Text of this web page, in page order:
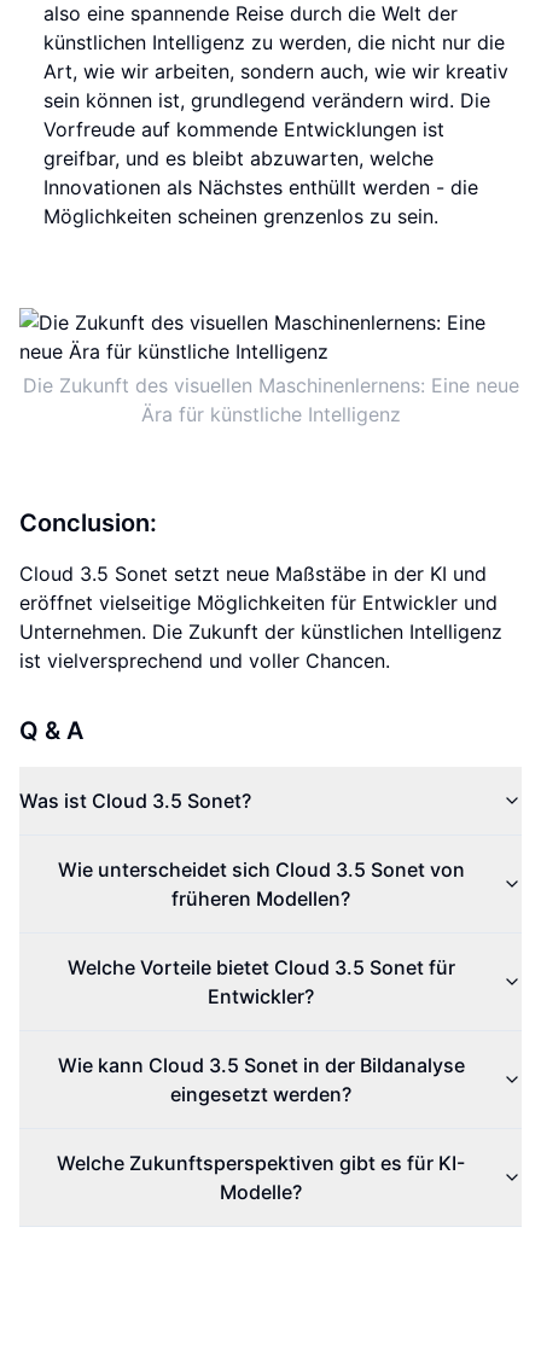
also eine spannende Reise durch die Welt der
künstlichen Intelligenz zu werden, die nicht nur die
Art, wie wir arbeiten, sondern auch, wie wir kreativ
sein können ist, grundlegend verändern wird. Die
Vorfreude auf kommende Entwicklungen ist
greifbar, und es bleibt abzuwarten, welche
Innovationen als Nächstes enthüllt werden - die
Möglichkeiten scheinen grenzenlos zu sein.
Die Zukunft des visuellen Maschinenlernens: Eine neue
Ära für künstliche Intelligenz
Conclusion:
Cloud 3.5 Sonet setzt neue Maßstäbe in der KI und
eröffnet vielseitige Möglichkeiten für Entwickler und
Unternehmen. Die Zukunft der künstlichen Intelligenz
ist vielversprechend und voller Chancen.
Q & A
Was ist Cloud 3.5 Sonet?
Wie unterscheidet sich Cloud 3.5 Sonet von
früheren Modellen?
Welche Vorteile bietet Cloud 3.5 Sonet für
Entwickler?
Wie kann Cloud 3.5 Sonet in der Bildanalyse
eingesetzt werden?
Welche Zukunftsperspektiven gibt es für KI-
Modelle?